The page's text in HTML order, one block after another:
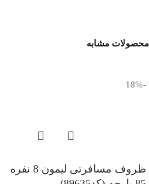
محصولات مشابه
-18%
ظروف مسافرتی لیمون 8 نفره